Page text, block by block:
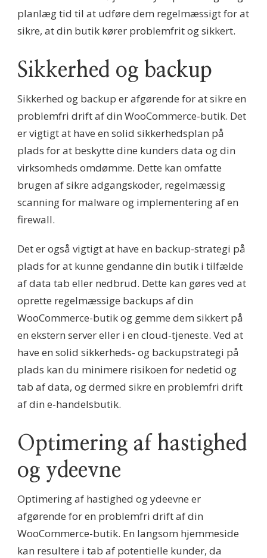
planlæg tid til at udføre dem regelmæssigt for at
sikre, at din butik kører problemfrit og sikkert.
Sikkerhed og backup
Sikkerhed og backup er afgørende for at sikre en
problemfri drift af din WooCommerce-butik. Det
er vigtigt at have en solid sikkerhedsplan på
plads for at beskytte dine kunders data og din
virksomheds omdømme. Dette kan omfatte
brugen af sikre adgangskoder, regelmæssig
scanning for malware og implementering af en
firewall.
Det er også vigtigt at have en backup-strategi på
plads for at kunne gendanne din butik i tilfælde
af data tab eller nedbrud. Dette kan gøres ved at
oprette regelmæssige backups af din
WooCommerce-butik og gemme dem sikkert på
en ekstern server eller i en cloud-tjeneste. Ved at
have en solid sikkerheds- og backupstrategi på
plads kan du minimere risikoen for nedetid og
tab af data, og dermed sikre en problemfri drift
af din e-handelsbutik.
Optimering af hastighed
og ydeevne
Optimering af hastighed og ydeevne er
afgørende for en problemfri drift af din
WooCommerce-butik. En langsom hjemmeside
kan resultere i tab af potentielle kunder, da